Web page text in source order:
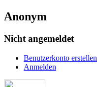
Anonym
Nicht angemeldet
Benutzerkonto erstellen
Anmelden